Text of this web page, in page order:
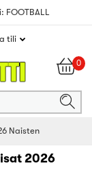
FOOTBALL
tili
0
Naisten
2026